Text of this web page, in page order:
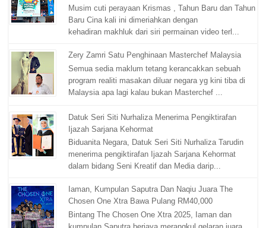
Musim cuti perayaan Krismas , Tahun Baru dan Tahun
Baru Cina kali ini dimeriahkan dengan
kehadiran makhluk dari siri permainan video terl...
Zery Zamri Satu Penghinaan Masterchef Malaysia
Semua sedia maklum tetang kerancakkan sebuah
program realiti masakan diluar negara yg kini tiba di
Malaysia apa lagi kalau bukan Masterchef ...
Datuk Seri Siti Nurhaliza Menerima Pengiktirafan
Ijazah Sarjana Kehormat
Biduanita Negara, Datuk Seri Siti Nurhaliza Tarudin
menerima pengiktirafan Ijazah Sarjana Kehormat
dalam bidang Seni Kreatif dan Media darip...
Iaman, Kumpulan Saputra Dan Naqiu Juara The
Chosen One Xtra Bawa Pulang RM40,000
Bintang The Chosen One Xtra 2025, Iaman dan